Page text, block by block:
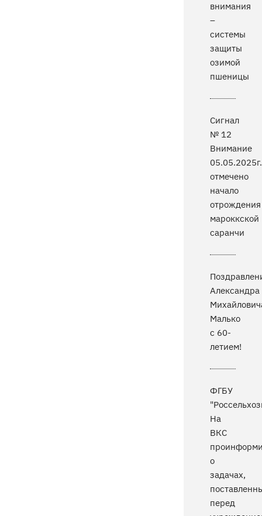
внимания
–
системы
защиты
озимой
пшеницы
Сигнал
№ 12
Внимание
05.05.2025г.
отмечено
начало
отрождения
мароккской
саранчи
Александра
Малько
с 60-
летием!
ФГБУ
На
ВКС
о
задачах,
перед